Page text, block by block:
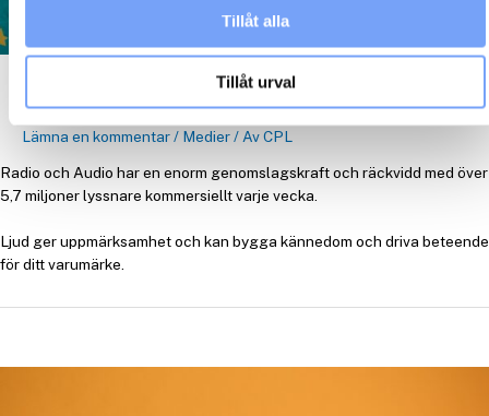
Tillåt alla
Tillåt urval
Radio
Lämna en kommentar/ Medier/ AvCPL
Radio och Audio har en enorm genomslagskraft och räckvidd med över
5,7 miljoner lyssnare kommersiellt varje vecka.
Ljud ger uppmärksamhet och kan bygga kännedom och driva beteende
för ditt varumärke.